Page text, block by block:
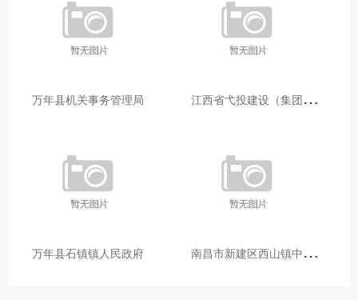
万年县机关事务管理局 江
西省弋投建设（集团）有限公司
万年县石镇镇人民政府 南
昌市新建区西山镇中心卫生院